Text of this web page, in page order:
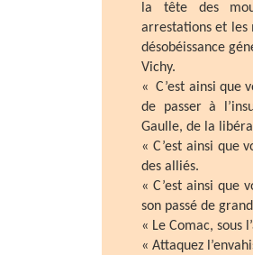
la tête des
arrestations et les
désobéissance
Vichy.
« C’est ainsi que
de passer à
Gaulle, de la
« C’est ainsi que
des alliés.
« C’est ainsi que
son passé de
« Le Comac, sous
« Attaquez